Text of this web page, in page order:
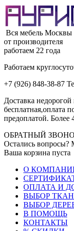
Вся мебель Москвы
от производителя
работаем 22 года
Работаем
+7 (926) 848-38-87
Доставка
бесплатная,оплата
предоплатой. Более
ОБРАТНЫЙ
Остались
Ваша корзина пуста
О
ОПЛАТА И
ВЫБОР
ВЫБОР
В ПОМОЩЬ
КОНТАКТЫ